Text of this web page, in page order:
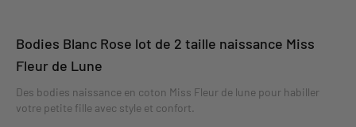
Bodies Blanc Rose lot de 2 taille naissance Miss
Fleur de Lune
Des bodies naissance en coton Miss Fleur de lune pour habiller
votre petite fille avec style et confort.